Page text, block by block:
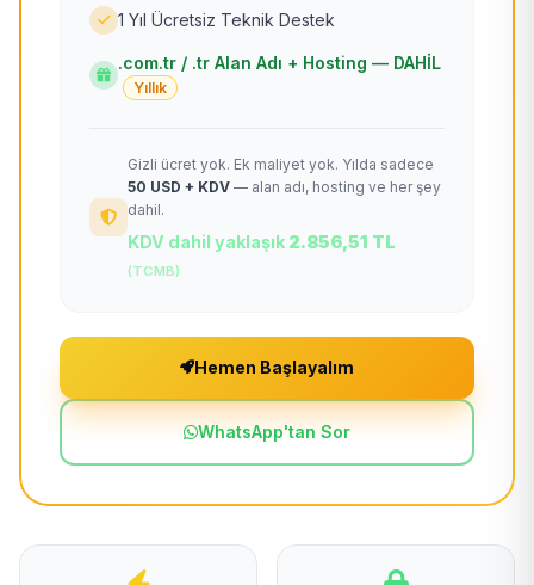
1 Yıl Ücretsiz Teknik Destek
.com.tr / .tr Alan Adı + Hosting — DAHİL
Yıllık
Gizli ücret yok. Ek maliyet yok. Yılda sadece
50 USD + KDV — alan adı, hosting ve her şey
dahil.
KDV dahil yaklaşık 2.856,51 TL
(TCMB)
Hemen Başlayalım
WhatsApp'tan Sor